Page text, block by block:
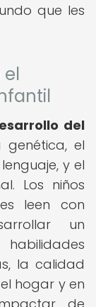
que les
el
del
genética, el
y el
Los niños
leen con
un
la calidad
hogar y en